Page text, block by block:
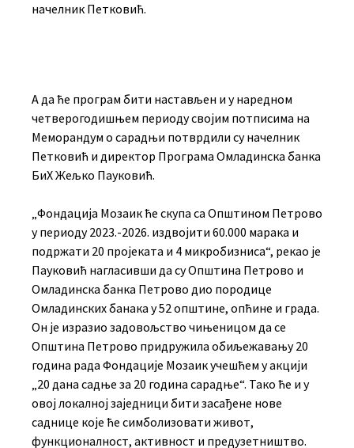
начелник Петковић.
А да ће програм бити настављен и у наредном
четверогодишњем периоду својим потписима на
Меморандум о сарадњи потврдили су начелник
Петковић и директор Програма Омладинска банка
БиХ Жељко Пауковић.
„Фондација Мозаик ће скупа са Општином Петрово
у периоду 2023.-2026. издвојити 60.000 марака и
подржати 20 пројеката и 4 микробизниса“, рекао је
Пауковић нагласивши да су Општина Петрово и
Омладинска банка Петрово дио породице
Омладинских банака у 52 општине, опћине и града.
Он је изразио задовољство чињеницом да се
Општина Петрово придружила обиљежавању 20
година рада Фондације Мозаик учешћем у акцији
„20 дана садње за 20 година сарадње“. Тако ће и у
овој локалној заједници бити засађене нове
саднице које ће симболизовати живот,
функционалност, активност и предузетништво.